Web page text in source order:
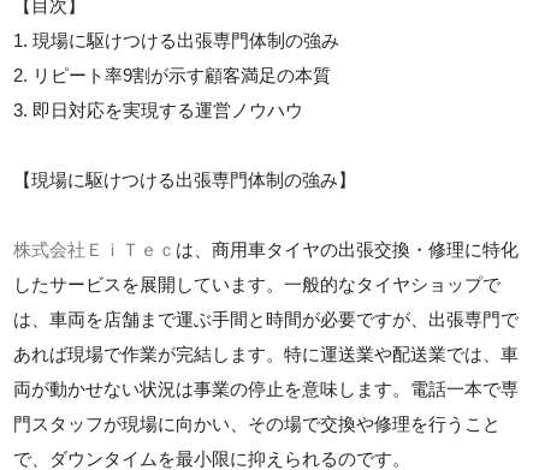
【目次】
1. 現場に駆けつける出張専門体制の強み
2. リピート率9割が示す顧客満足の本質
3. 即日対応を実現する運営ノウハウ
【現場に駆けつける出張専門体制の強み】
株式会社ＥｉＴｅｃ は、商用車タイヤの出張交換・修理に特化
したサービスを展開しています。一般的なタイヤショップで
は、車両を店舗まで運ぶ手間と時間が必要ですが、出張専門で
あれば現場で作業が完結します。特に運送業や配送業では、車
両が動かせない状況は事業の停止を意味します。電話一本で専
門スタッフが現場に向かい、その場で交換や修理を行うこと
で、ダウンタイムを最小限に抑えられるのです。